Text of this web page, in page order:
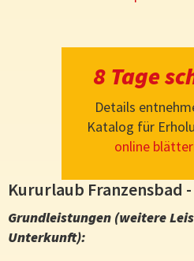
8 Tage
Details
Katalog für
online
Kururlaub Franzensbad
Grundleistungen (weitere
Unterkunft):